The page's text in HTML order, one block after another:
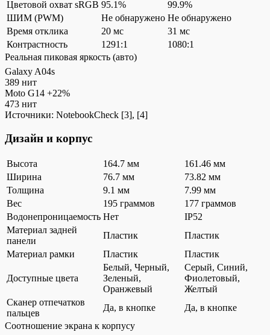
Цветовой охват sRGB 95.1%
99.9%
ШИМ (PWM)
Не обнаружено Не обнаружено
Время отклика
20 мс
31 мс
Контрастность
1291:1
1080:1
Реальная пиковая яркость (авто)
Galaxy A04s
389 нит
Moto G14 +22%
473 нит
Источники: NotebookCheck [3], [4]
Дизайн и корпус
Высота 164.7 мм
161.46 мм
Ширина
76.7 мм
73.82 мм
Толщина
9.1 мм
7.99 мм
Вес
195 граммов
177 граммов
Водонепроницаемость Нет
IP52
Материал задней
панели
Пластик
Пластик
Материал рамки
Пластик Пластик
Доступные цвета
Белый, Черный,
Зеленый,
Оранжевый
Серый, Синий,
Фиолетовый,
Желтый
Сканер отпечатков
пальцев
Да, в кнопке
Да, в кнопке
Соотношение экрана к корпусу